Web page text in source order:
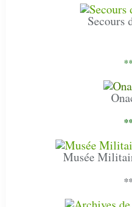
Secours
Musée